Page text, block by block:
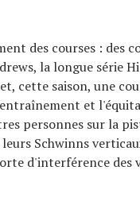
des courses : des
la longue série
cette saison, une
et
personnes sur la
Schwinns
d'interférence des